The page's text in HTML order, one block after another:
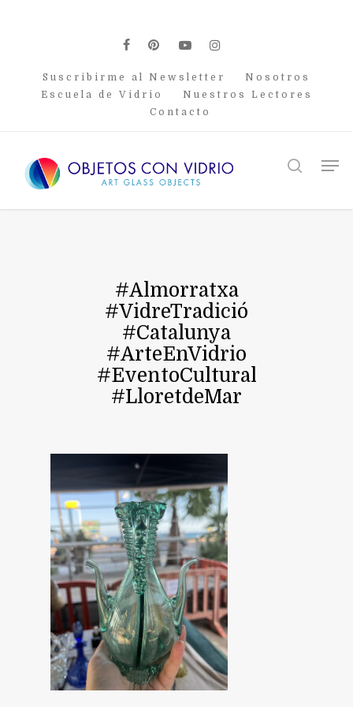
facebook
pinterest
youtubeinstagram
Suscribirme al Newsletter
Nosotros
Escuela de Vidrio
Nuestros Lectores
Contacto
search
#Almorratxa
#VidreTradició
#Catalunya
#ArteEnVidrio
#EventoCultural
#LloretdeMar